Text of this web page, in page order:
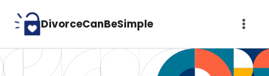
DivorceCanBeSimple